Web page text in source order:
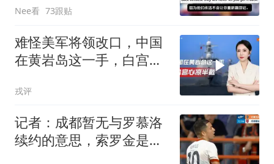
Nee看 73跟贴
难怪美军将领改口，中国
在黄岩岛这一手，白宫看
戎评
记者：成都暂无与罗慕洛
续约的意思，索罗金是中